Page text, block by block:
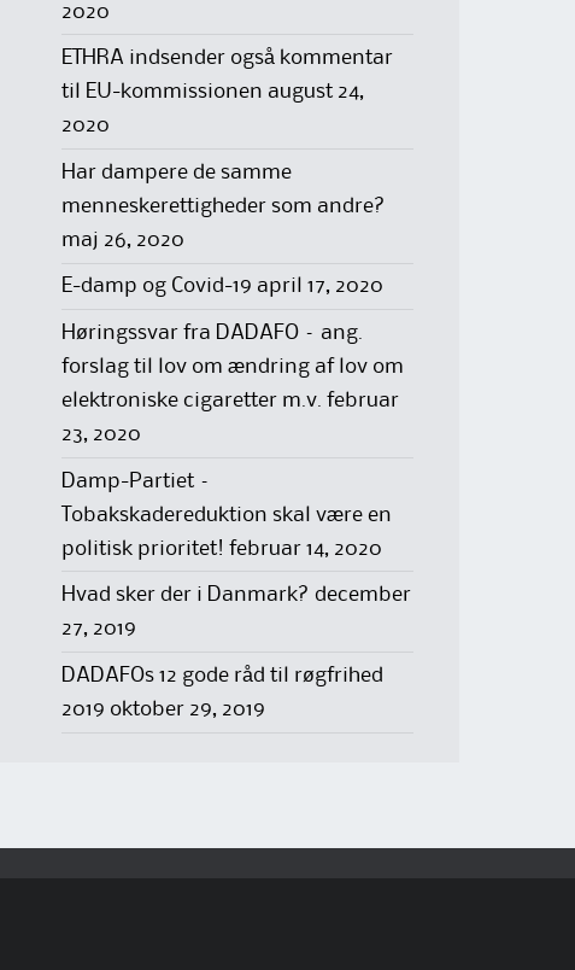
2020
ETHRA indsender også kommentar
til EU-kommissionen august 24,
2020
Har dampere de samme
menneskerettigheder som andre?
maj 26, 2020
E-damp og Covid-19 april 17, 2020
Høringssvar fra DADAFO – ang.
forslag til lov om ændring af lov om
elektroniske cigaretter m.v. februar
23, 2020
Damp-Partiet –
Tobakskadereduktion skal være en
politisk prioritet! februar 14, 2020
Hvad sker der i Danmark? december
27, 2019
DADAFOs 12 gode råd til røgfrihed
2019 oktober 29, 2019